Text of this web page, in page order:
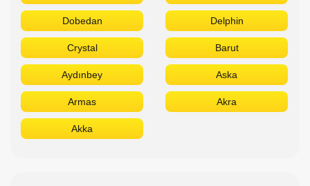
Dobedan Delphin
Crystal Barut
Aydınbey Aska
Armas Akra
Akka